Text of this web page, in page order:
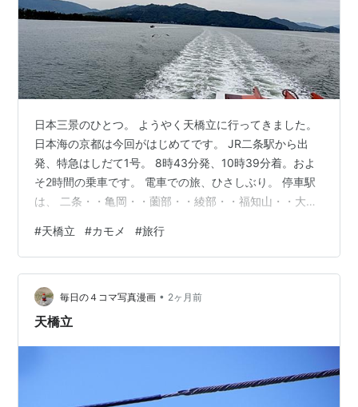
日本三景のひとつ。 ようやく天橋立に行ってきました。
日本海の京都は今回がはじめてです。 JR二条駅から出
発、特急はしだて1号。 8時43分発、10時39分着。およ
そ2時間の乗車です。 電車での旅、ひさしぶり。 停車駅
は、 二条・・亀岡・・薗部・・綾部・・福知山・・大
ーに気分よく出発したいのでグリーンを予約。 5列、合
計15シート。こぢんまり、車内は静かで快適そのもの。
グリーンにして正解。 さて、宮津を過ぎてからいっきに
車窓は「日本海」。 ついに到着！ 丹鉄、京丹後鉄道。タ
ンゴ、響きがすてき。 バイク乗り専用トレイン。兵庫県
#天橋立 #カモメ #旅行
毎日の４コマ写真漫画 • 2ヶ月前
天橋立